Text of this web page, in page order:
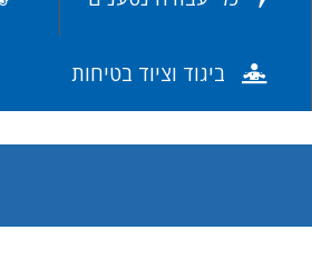
ביגוד וציוד בטיחות